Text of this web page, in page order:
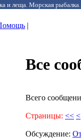
и леща. Морская
|
Все
Всего
Страницы: << <
Обсуждение: